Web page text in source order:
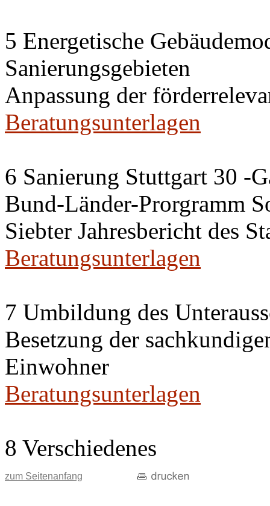
5 Energetische
Sanierungsgebieten
Anpassung der
Beratungsunterlagen
6 Sanierung Stuttgart 30 -
Bund-Länder-Prorgramm
Siebter Jahresbericht des
Beratungsunterlagen
7 Umbildung des
Besetzung der
Einwohner
Beratungsunterlagen
8 Verschiedenes
zum Seitenanfang